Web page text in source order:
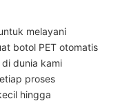
melayani
botol PET otomatis
dunia kami
proses
hingga